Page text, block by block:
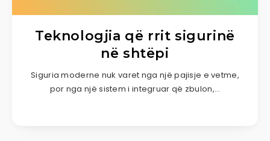
Teknologjia që rrit sigurinë
në shtëpi
Siguria moderne nuk varet nga një pajisje e vetme,
por nga një sistem i integruar që zbulon,…